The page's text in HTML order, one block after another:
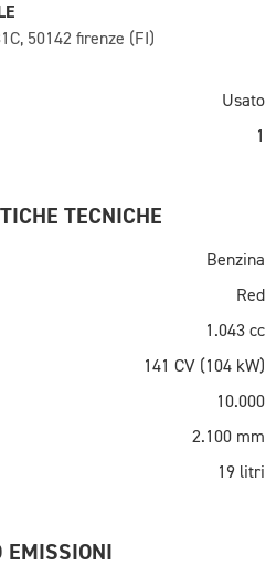
50142 firenze (FI)
Usato
1
TECNICHE
Benzina
Red
1.043 cc
141 CV (104 kW)
10.000
2.100 mm
19 litri
EMISSIONI